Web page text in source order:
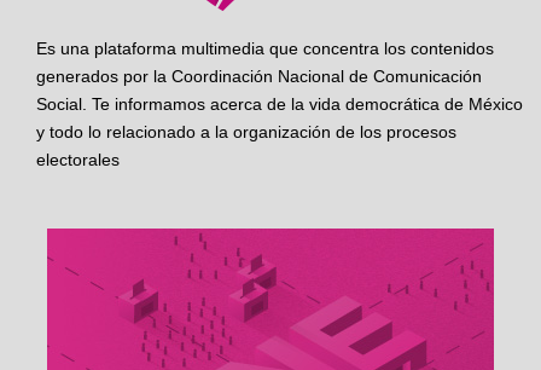
Es una plataforma multimedia que concentra los contenidos
generados por la Coordinación Nacional de Comunicación
Social. Te informamos acerca de la vida democrática de México
y todo lo relacionado a la organización de los procesos
electorales